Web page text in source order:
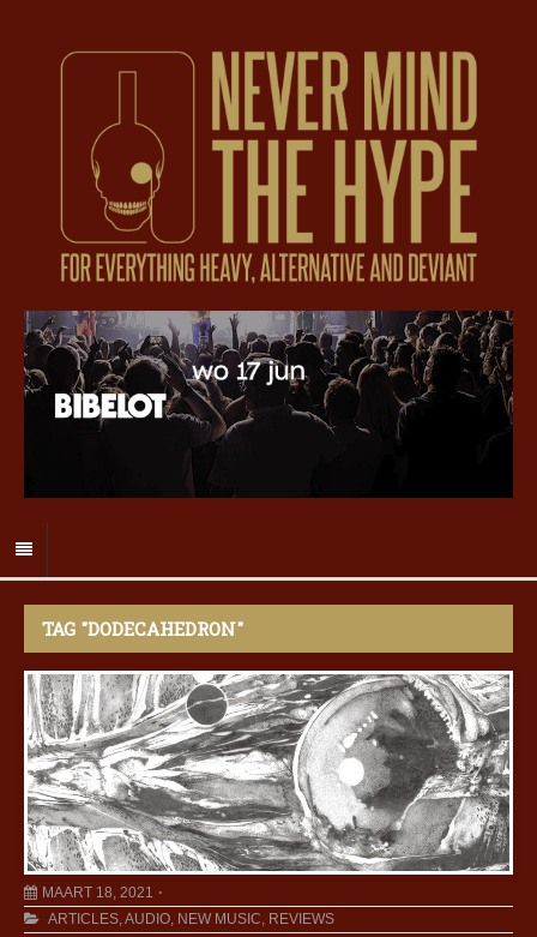
TAG "DODECAHEDRON"
MAART 18, 2021
ARTICLES,AUDIO, NEW MUSIC, REVIEWS